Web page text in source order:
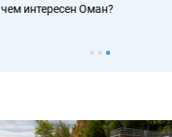
чем интересен Оман?